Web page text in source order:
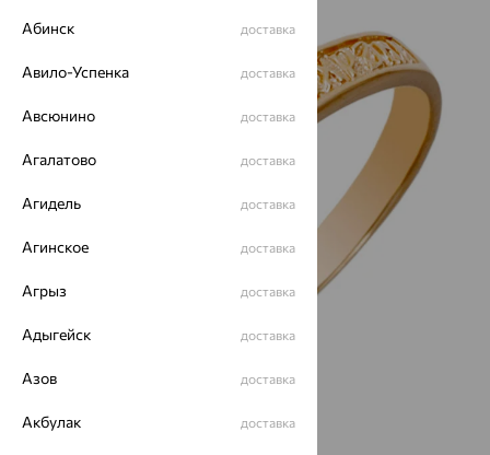
Абинск доставка
Авило-Успенка доставка
Авсюнино доставка
Агалатово доставка
Агидель доставка
Агинское доставка
Агрыз доставка
Адыгейск доставка
Азов доставка
Акбулак доставка